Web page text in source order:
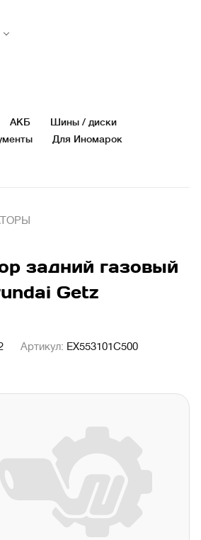
АКБ
Шины / диски
Для Иномарок
задний газовый
Getz
Артикул: EX553101C500